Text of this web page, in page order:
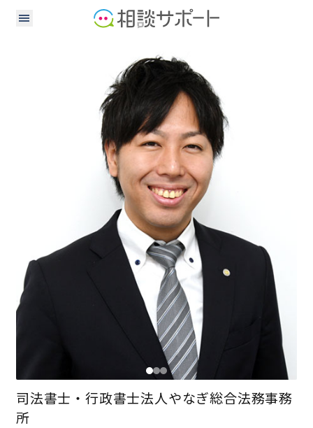
行政書士 土地家屋調査士
司法書士・行政書士法人やなぎ総合法務事務
所